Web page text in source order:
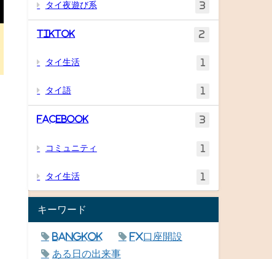
タイ夜遊び系 3
TikTok 2
タイ生活
タイ語
Facebook 3
コミュニティ 1
タイ生活 1
キーワード
Bangkok
FX口座開設
ある日の出来事